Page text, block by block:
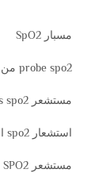
مسبار SpO2
probe spo2 من Nellcor
مستشعر philips spo2
استشعار spo2 الطفولي
مستشعر Probe SPO2